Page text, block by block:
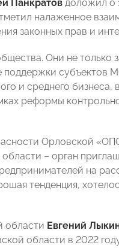
Панкратов доложил о
налаженное
законных прав и
Они не только
субъектов
и среднего бизнеса,
реформы
Орловской
– орган
на
тенденция,
области Евгений
области в 2022